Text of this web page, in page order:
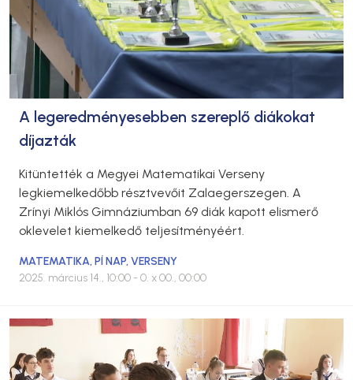
A legeredményesebben szereplő diákokat
díjazták
Kitüntették a Megyei Matematikai Verseny
legkiemelkedőbb résztvevőit Zalaegerszegen. A
Zrínyi Miklós Gimnáziumban 69 diák kapott elismerő
oklevelet kiemelkedő teljesítményéért.
MATEMATIKA,PÍ NAP,VERSENY
2025. március 14., 10:00 - 0. x 00., 00:00